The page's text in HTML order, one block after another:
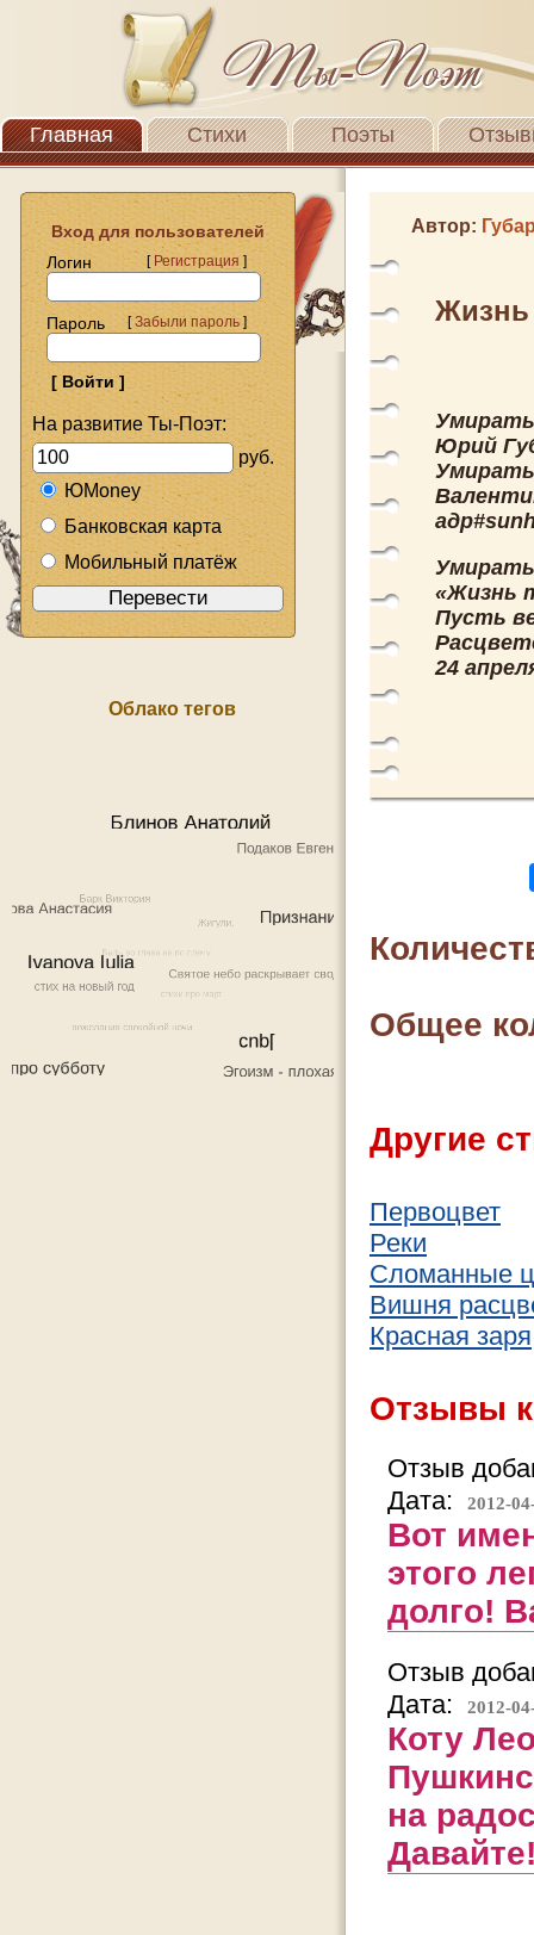
Главная Стихи Поэты
Вход для пользователей
Логин
[Регистрация]
Пароль [Забыли пароль]
На развитие Ты-Поэт:
руб.
ЮMoney
Банковская карта
Мобильный платёж
Облако тегов
Автор:
Жизнь
Юрий
«Жизнь
Пусть
24
Общее
Другие
Первоцвет
Реки
Сломанные
Вишня
Красная заря
Отзывы
Отзыв
Дата:
2012-
Вот
этого
долго!
Отзыв
Дата:
2012-
Коту
на